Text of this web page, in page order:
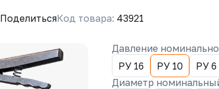
ПоделитьсяКод товара: 43921
Давление
РУ 16
РУ 10
РУ 6
Диаметр